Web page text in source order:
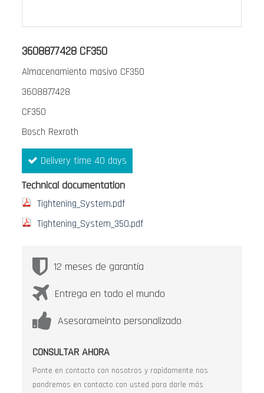
3608877428 CF350
Almacenamiento masivo CF350
3608877428
CF350
Bosch Rexroth
Delivery time 40 days
Technical documentation
Tightening_System.pdf
Tightening_System_350.pdf
12 meses de garantía
Entrega en todo el mundo
Asesorameinto personalizado
CONSULTAR AHORA
Ponte en contacto con nosotros y rapidamente nos
pondremos en contacto con usted para darle más
al
de
la
de
imágenes